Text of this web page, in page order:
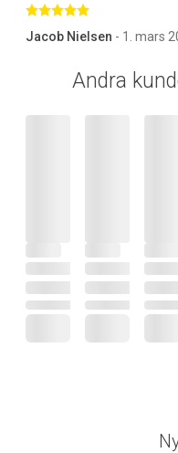
Betygsatt 5 av
Jacob Nielsen - 1. mars
Andra